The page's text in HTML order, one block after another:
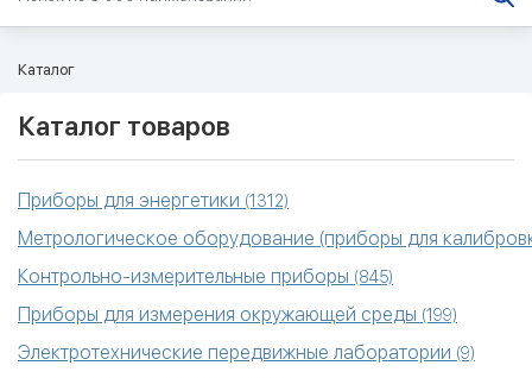
Каталог
Каталог товаров
Приборы для энергетики (1312)
Метрологическое оборудование (приборы для
Контрольно-измерительные приборы (845)
Приборы для измерения окружающей среды (199)
Электротехнические передвижные лаборатории (9)